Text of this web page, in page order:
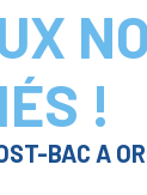
!
BAC A